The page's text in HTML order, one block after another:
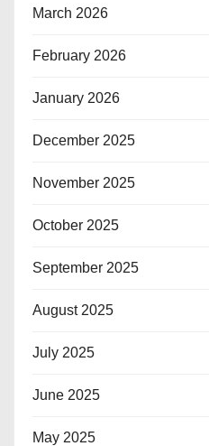
March 2026
February 2026
January 2026
December 2025
November 2025
October 2025
September 2025
August 2025
July 2025
June 2025
May 2025